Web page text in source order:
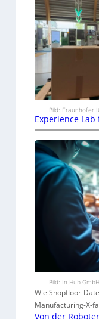
Bild: Fraunhofer
Experience
Bild: In.Hub GmbH
Wie Shopfloor-
Manufacturing-X-
Von der